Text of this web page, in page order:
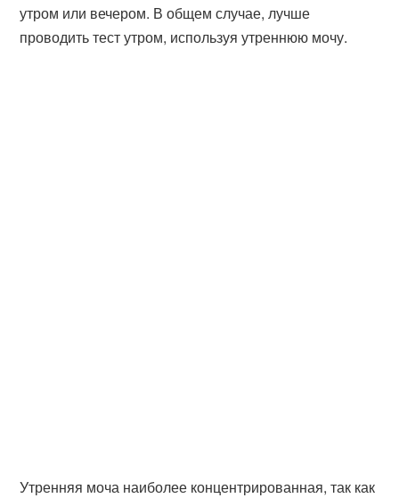
утром или вечером. В общем случае, лучше
проводить тест утром, используя утреннюю мочу.
Утренняя моча наиболее концентрированная, так как